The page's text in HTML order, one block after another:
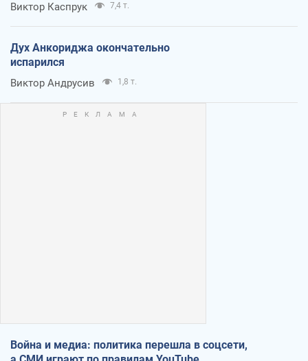
Виктор Каспрук 7,4 т.
Дух Анкориджа окончательно
испарился
Виктор Андрусив 1,8 т.
Война и медиа: политика перешла в соцсети,